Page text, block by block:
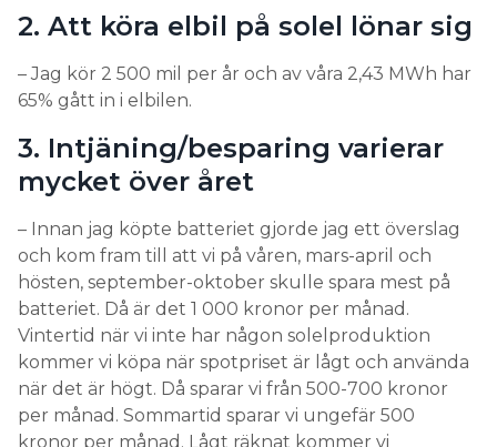
2. Att köra elbil på solel lönar sig
– Jag kör 2 500 mil per år och av våra 2,43 MWh har
65% gått in i elbilen.
3. Intjäning/besparing varierar
mycket över året
– Innan jag köpte batteriet gjorde jag ett överslag
och kom fram till att vi på våren, mars-april och
hösten, september-oktober skulle spara mest på
batteriet. Då är det 1 000 kronor per månad.
Vintertid när vi inte har någon solelproduktion
kommer vi köpa när spotpriset är lågt och använda
när det är högt. Då sparar vi från 500-700 kronor
per månad. Sommartid sparar vi ungefär 500
kronor per månad. Lågt räknat kommer vi